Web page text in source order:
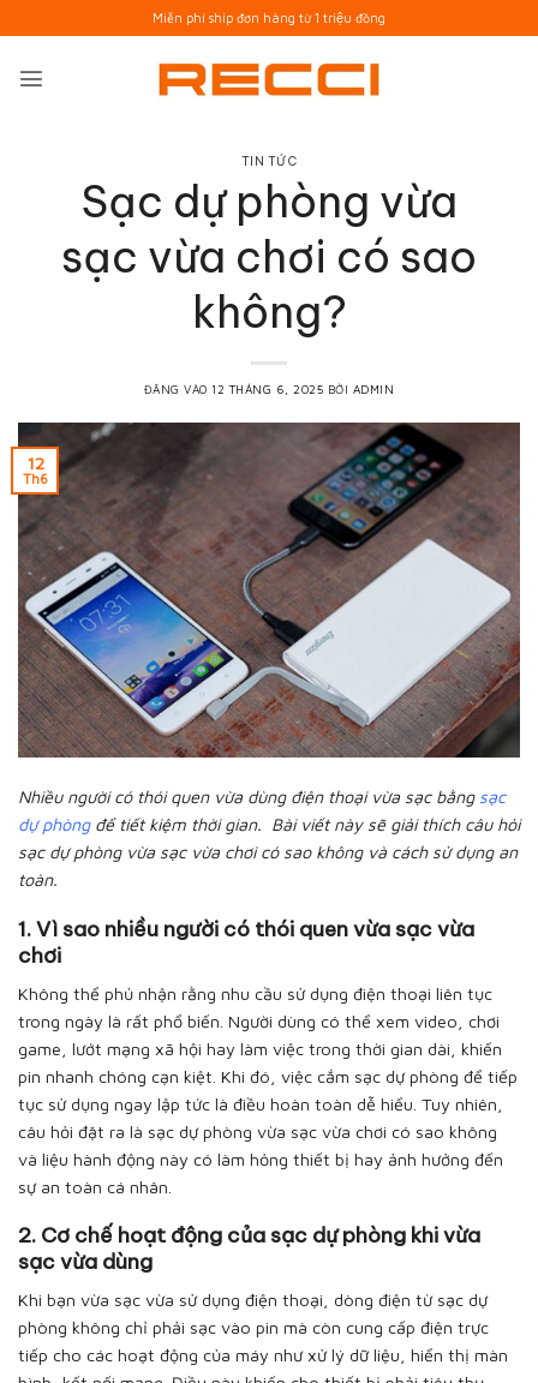
qua
nội
Miễn phí ship đơn hàng từ 1 triệu đồng
TIN TỨC
Sạc dự phòng vừa
sạc vừa chơi có sao
không?
ĐĂNG VÀO12 THÁNG 6, 2025 BỞI ADMIN
12
Th6
Nhiều người có thói quen vừa dùng điện thoại vừa sạc bằngsạc
dự phòngđể tiết kiệm thời gian. Bài viết này sẽ giải thích câu hỏi
sạc dự phòng vừa sạc vừa chơi có sao không và cách sử dụng an
toàn.
1. Vì sao nhiều người có thói quen vừa sạc vừa
chơi
Không thể phủ nhận rằng nhu cầu sử dụng điện thoại liên tục
trong ngày là rất phổ biến. Người dùng có thể xem video, chơi
game, lướt mạng xã hội hay làm việc trong thời gian dài, khiến
pin nhanh chóng cạn kiệt. Khi đó, việc cắm sạc dự phòng để tiếp
tục sử dụng ngay lập tức là điều hoàn toàn dễ hiểu. Tuy nhiên,
câu hỏi đặt ra là sạc dự phòng vừa sạc vừa chơi có sao không
và liệu hành động này có làm hỏng thiết bị hay ảnh hưởng đến
sự an toàn cá nhân.
2. Cơ chế hoạt động của sạc dự phòng khi vừa
sạc vừa dùng
Khi bạn vừa sạc vừa sử dụng điện thoại, dòng điện từ sạc dự
phòng không chỉ phải sạc vào pin mà còn cung cấp điện trực
tiếp cho các hoạt động của máy như xử lý dữ liệu, hiển thị màn